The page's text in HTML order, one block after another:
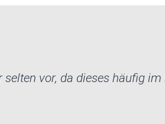
vor, da dieses häufig im